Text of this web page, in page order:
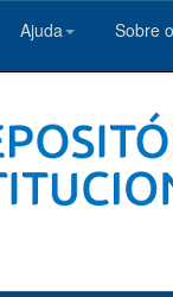
Ajuda Sobre